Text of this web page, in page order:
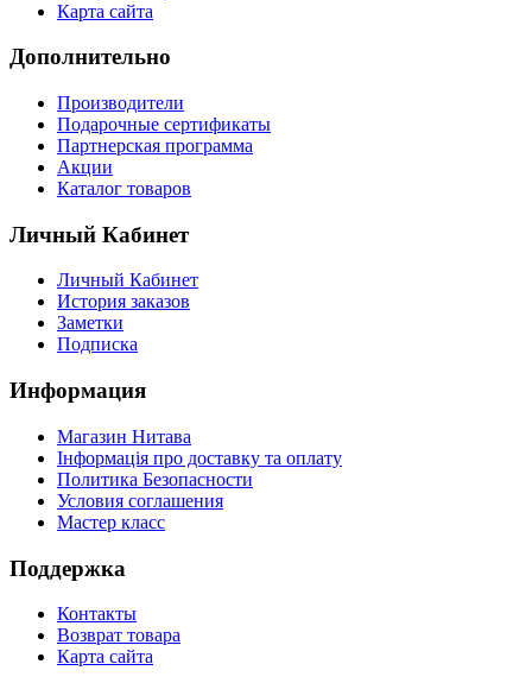
Карта сайта
Дополнительно
Производители
Подарочные сертификаты
Партнерская программа
Акции
Каталог товаров
Личный Кабинет
Личный Кабинет
История заказов
Заметки
Подписка
Информация
Магазин Нитава
Інформація про доставку та оплату
Политика Безопасности
Условия соглашения
Мастер класс
Поддержка
Контакты
Возврат товара
Карта сайта